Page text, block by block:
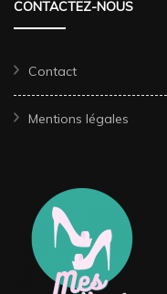
CONTACTEZ-NOUS
Contact
Mentions légales